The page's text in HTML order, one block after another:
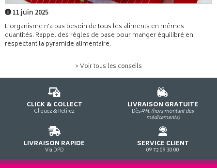
11 juin 2025
L'organisme n'a pas besoin de tous les aliments en mêmes
quantités. Rappel des règles de base pour manger équilibré en
respectant la pyramide alimentaire.
> Voir tous les conseils
CLICK & COLLECT
Cliquez & Retirez
LIVRAISON GRATUITE
Dès 49€ (hors montant des
médicaments)
LIVRAISON RAPIDE
Via DPD
SERVICE CLIENT
09 72 09 30 00